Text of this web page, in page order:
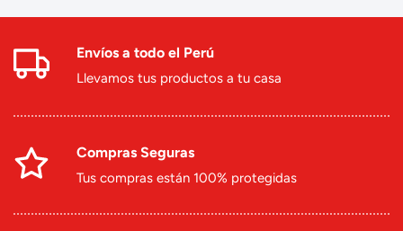
Envíos a todo el Perú
Llevamos tus productos a tu casa
Compras Seguras
Tus compras están 100% protegidas